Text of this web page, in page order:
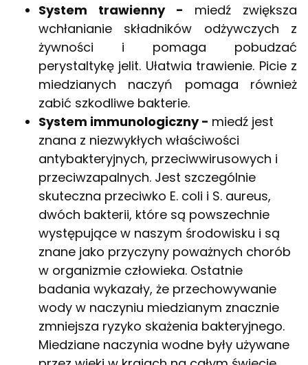
System trawienny - miedź zwiększa
wchłanianie składników odżywczych z
żywności i pomaga pobudzać
perystaltykę jelit. Ułatwia trawienie. Picie z
miedzianych naczyń pomaga również
zabić szkodliwe bakterie.
System immunologiczny - miedź jest
znana z niezwykłych właściwości
antybakteryjnych, przeciwwirusowych i
przeciwzapalnych. Jest szczególnie
skuteczna przeciwko E. coli i S. aureus,
dwóch bakterii, które są powszechnie
występujące w naszym środowisku i są
znane jako przyczyny poważnych chorób
w organizmie człowieka. Ostatnie
badania wykazały, że przechowywanie
wody w naczyniu miedzianym znacznie
zmniejsza ryzyko skażenia bakteryjnego.
Miedziane naczynia wodne były używane